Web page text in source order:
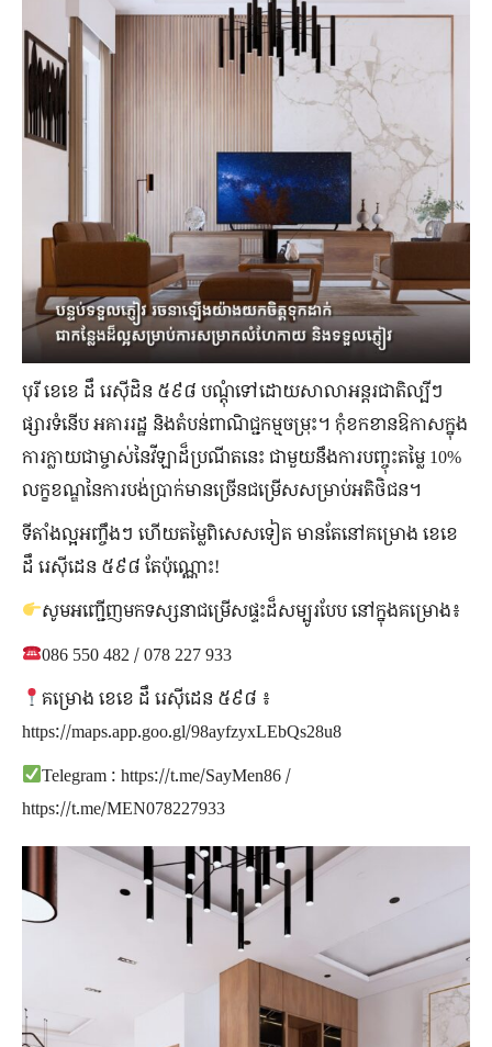
បុរី ខេខេ ដឹ រេស៊ីដិន ៥៩៨ បណ្តុំទៅដោយសាលាអន្តរជាតិល្បីៗ
ផ្សារទំនើប អគាររដ្ឋ និងតំបន់ពាណិជ្ជកម្មចម្រុះ។ កុំខកខានឱកាសក្នុង
ការក្លាយជាម្ចាស់នៃវីឡាដ៏ប្រណីតនេះ ជាមួយនឹងការបញ្ចុះតម្លៃ 10%
លក្ខខណ្ឌនៃការបង់ប្រាក់មានច្រើនជម្រើសសម្រាប់អតិថិជន។
ទីតាំងល្អអញ្ចឹងៗ ហើយតម្លៃពិសេសទៀត មានតែនៅគម្រោង ខេខេ
ដឹ រេស៊ីដេន ៥៩៨ តែប៉ុណ្ណោះ!
សូមអញ្ជើញមកទស្សនាជម្រើសផ្ទះដ៏សម្បូរបែប នៅក្នុងគម្រោង៖
086 550 482 / 078 227 ​933
គម្រោង ខេខេ ដឹ រេស៊ីដេន ៥៩៨ ៖
https://maps.app.goo.gl/98ayfzyxLEbQs28u8
Telegram : https://t.me/SayMen86 /
https://t.me/MEN078227933